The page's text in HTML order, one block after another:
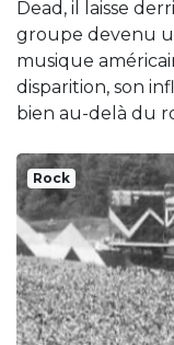
Dead, il laisse
groupe devenu
musique
disparition, son
bien au-delà du
Rock